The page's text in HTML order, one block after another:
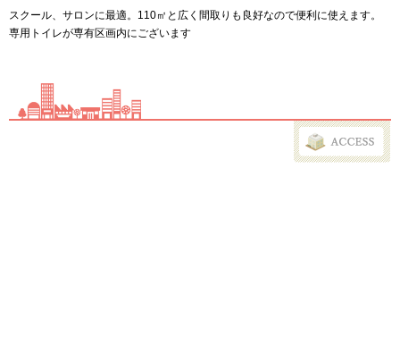
スクール、サロンに最適。110㎡と広く間取りも良好なので便利に使えます。
専用トイレが専有区画内にございます